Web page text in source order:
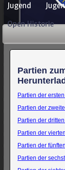
überspringen
Jugend
Open Historie
Partien
Partien der
Partien der
Partien der
Partien der
Partien der
Partien der